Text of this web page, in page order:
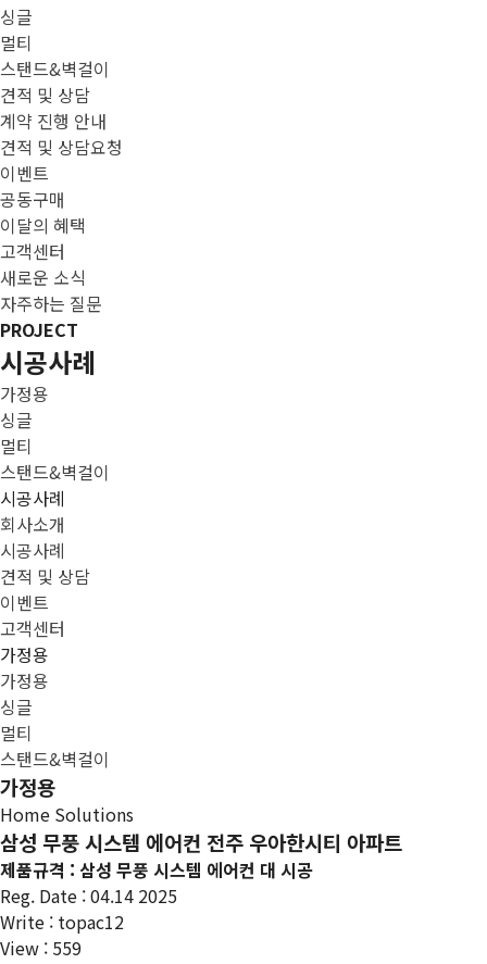
싱글
멀티
스탠드&벽걸이
견적 및 상담
계약 진행 안내
견적 및 상담요청
이벤트
공동구매
이달의 혜택
고객센터
새로운 소식
자주하는 질문
PROJECT
시공사례
가정용
싱글
멀티
스탠드&벽걸이
시공사례
회사소개
시공사례
견적 및 상담
이벤트
고객센터
가정용
가정용
싱글
멀티
스탠드&벽걸이
가정용
Home Solutions
삼성 무풍 시스템 에어컨 전주 우아한시티 아파트
제품규격 : 삼성 무풍 시스템 에어컨 대 시공
Reg. Date : 04.14 2025
Write : topac12
View : 559